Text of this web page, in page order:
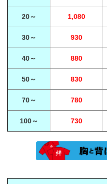
20～ 1,080
30～ 930
40～ 880
50～ 830
70～ 780
100～ 730